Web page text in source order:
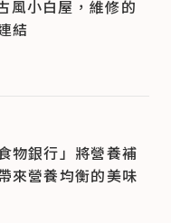
小白屋，維修的
結
物銀行」將營養補
來營養均衡的美味